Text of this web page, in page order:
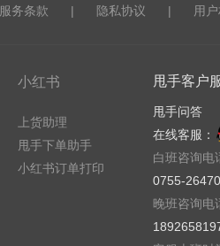
服务条款 | 隐私协议 | 用
小红书
上货助理
甩手下单助手
小红书订单打印
甩手客户
甩手问答
在线客服：
白班咨询电
0755-
晚班咨询电